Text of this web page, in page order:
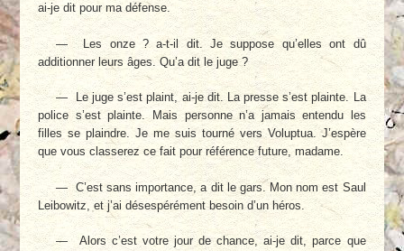
ai-je dit pour ma défense.
— Les onze ? a-t-il dit. Je suppose qu’elles ont dû
additionner leurs âges. Qu’a dit le juge ?
— Le juge s’est plaint, ai-je dit. La presse s’est plainte. La
police s’est plainte. Mais personne n’a jamais entendu les
filles se plaindre. Je me suis tourné vers Voluptua. J’espère
que vous classerez ce fait pour référence future, madame.
— C’est sans importance, a dit le gars. Mon nom est Saul
Leibowitz, et j’ai désespérément besoin d’un héros.
— Alors c’est votre jour de chance, ai-je dit, parce que